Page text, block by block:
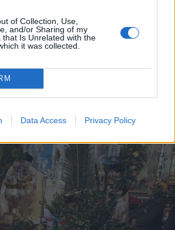
of Collection, Use,
and/or Sharing of my
that Is Unrelated with the
it was collected.
Data Access Privacy Policy